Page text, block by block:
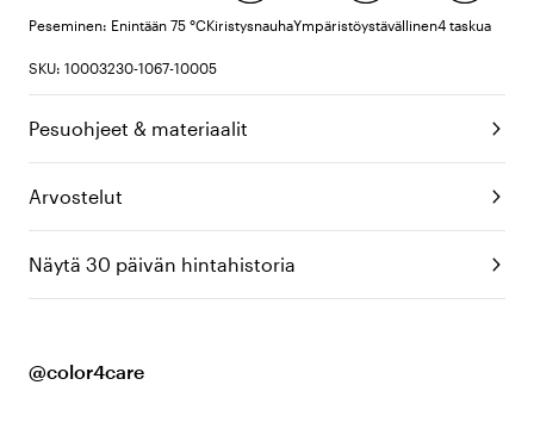
Peseminen: Enintään 75 °CKiristysnauhaYmpäristöystävällinen4 taskua
SKU: 10003230-1067-10005
Pesuohjeet & materiaalit
Arvostelut
Näytä 30 päivän hintahistoria
@color4care